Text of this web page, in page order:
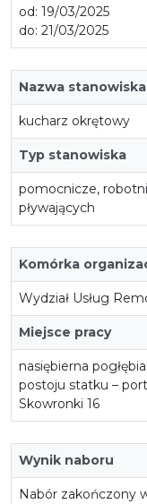
od: 19/03/2025
do: 21/03/2025
Nazwa stanowiska
kucharz okrętowy
Typ stanowiska
pomocnicze,
pływających
Komórka
Wydział Usług
Miejsce pracy
nasiębierna
postoju statku –
Skowronki 16
Wynik naboru
Nabór zakończony